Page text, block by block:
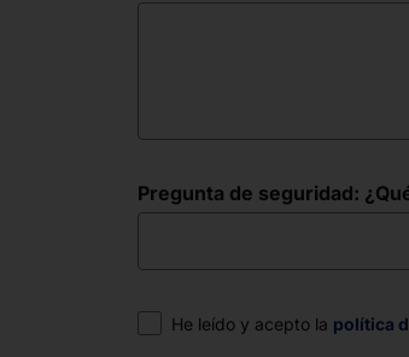
Pregunta de seguridad:
Consentimiento
He leído y acepto la política